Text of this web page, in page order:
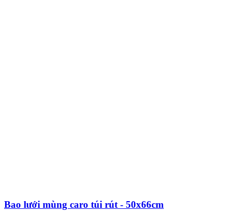
Bao lưới mùng caro túi rút - 50x66cm